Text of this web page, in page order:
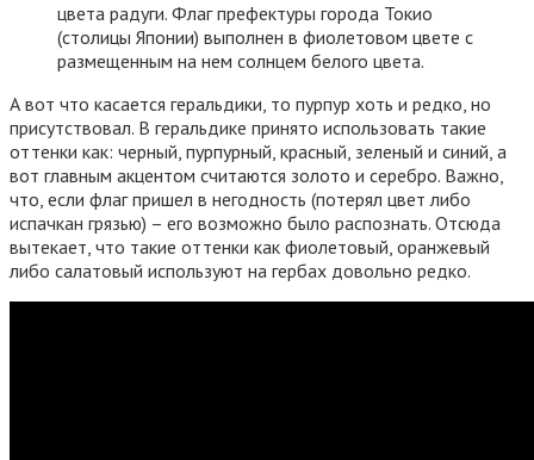
цвета радуги. Флаг префектуры города Токио
(столицы Японии) выполнен в фиолетовом цвете с
размещенным на нем солнцем белого цвета.
А вот что касается геральдики, то пурпур хоть и редко, но
присутствовал. В геральдике принято использовать такие
оттенки как: черный, пурпурный, красный, зеленый и синий, а
вот главным акцентом считаются золото и серебро. Важно,
что, если флаг пришел в негодность (потерял цвет либо
испачкан грязью) – его возможно было распознать. Отсюда
вытекает, что такие оттенки как фиолетовый, оранжевый
либо салатовый используют на гербах довольно редко.